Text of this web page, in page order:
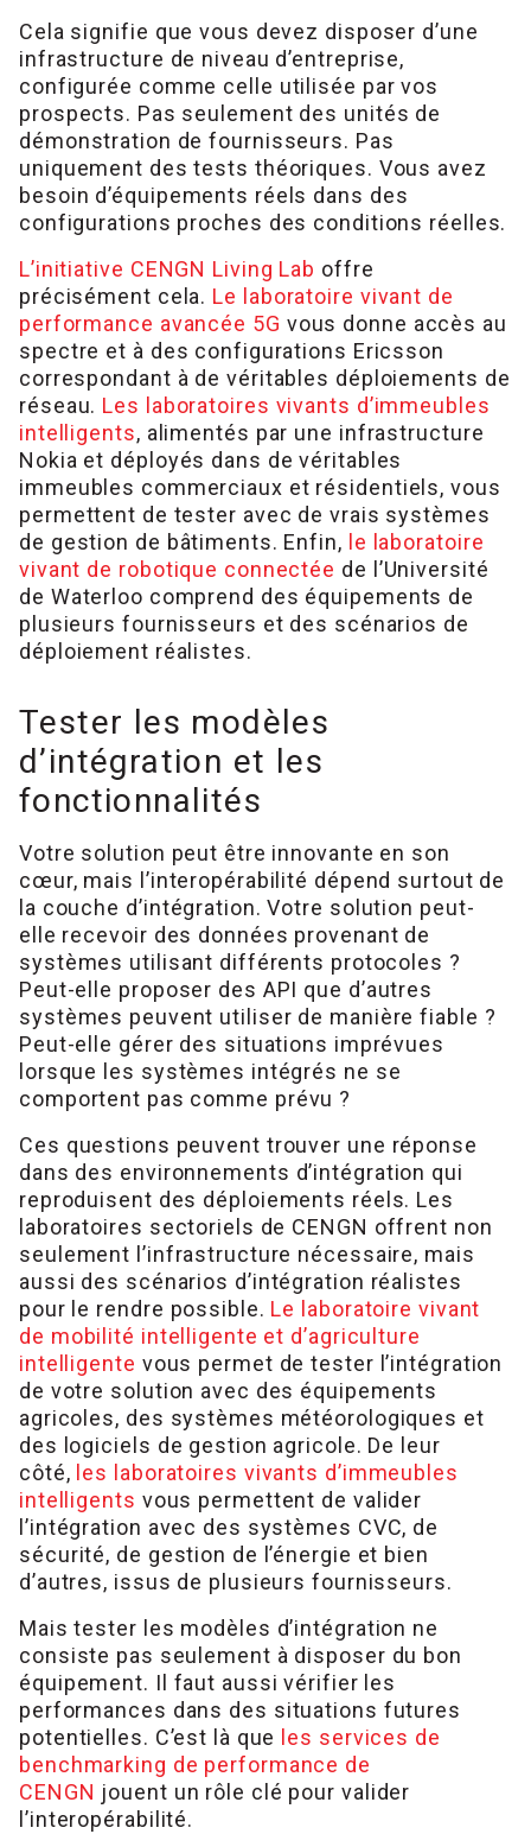
Cela signifie que vous devez disposer d’une
infrastructure de niveau d’entreprise,
configurée comme celle utilisée par vos
prospects. Pas seulement des unités de
démonstration de fournisseurs. Pas
uniquement des tests théoriques. Vous avez
besoin d’équipements réels dans des
configurations proches des conditions réelles.
L’initiative CENGN Living Lab offre
précisément cela. Le laboratoire vivant de
performance avancée 5G vous donne accès au
spectre et à des configurations Ericsson
correspondant à de véritables déploiements de
réseau. Les laboratoires vivants d’immeubles
intelligents, alimentés par une infrastructure
Nokia et déployés dans de véritables
immeubles commerciaux et résidentiels, vous
permettent de tester avec de vrais systèmes
de gestion de bâtiments. Enfin, le laboratoire
vivant de robotique connectée de l’Université
de Waterloo comprend des équipements de
plusieurs fournisseurs et des scénarios de
déploiement réalistes.
Tester les modèles
d’intégration et les
fonctionnalités
Votre solution peut être innovante en son
cœur, mais l’interopérabilité dépend surtout de
la couche d’intégration. Votre solution peut-
elle recevoir des données provenant de
systèmes utilisant différents protocoles ?
Peut-elle proposer des API que d’autres
systèmes peuvent utiliser de manière fiable ?
Peut-elle gérer des situations imprévues
lorsque les systèmes intégrés ne se
comportent pas comme prévu ?
Ces questions peuvent trouver une réponse
dans des environnements d’intégration qui
reproduisent des déploiements réels. Les
laboratoires sectoriels de CENGN offrent non
seulement l’infrastructure nécessaire, mais
aussi des scénarios d’intégration réalistes
pour le rendre possible. Le laboratoire vivant
de mobilité intelligente et d’agriculture
intelligente vous permet de tester l’intégration
de votre solution avec des équipements
agricoles, des systèmes météorologiques et
des logiciels de gestion agricole. De leur
côté, les laboratoires vivants d’immeubles
intelligents vous permettent de valider
l’intégration avec des systèmes CVC, de
sécurité, de gestion de l’énergie et bien
d’autres, issus de plusieurs fournisseurs.
Mais tester les modèles d’intégration ne
consiste pas seulement à disposer du bon
équipement. Il faut aussi vérifier les
performances dans des situations futures
potentielles. C’est là que
les services de
benchmarking de performance de
CENGN jouent un rôle clé pour valider
l’interopérabilité.